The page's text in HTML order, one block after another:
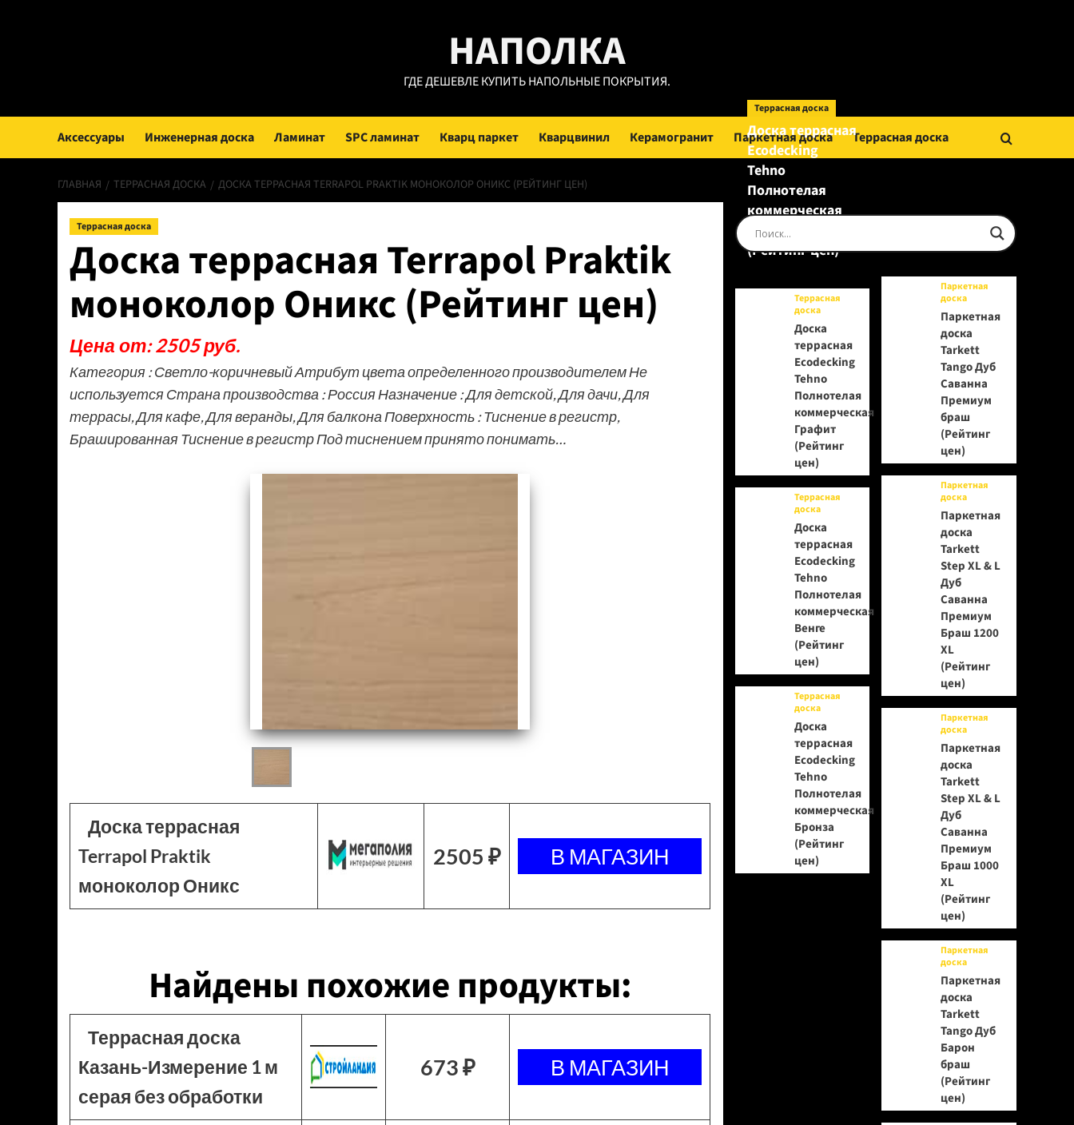
НАПОЛКА
ГДЕ ДЕШЕВЛЕ КУПИТЬ НАПОЛЬНЫЕ ПОКРЫТИЯ.
Аксессуары Инженерная доска Ламинат SPC ламинат Кварц паркет Кварцвинил Керамогранит Паркетная доска Террасная доска
ГЛАВНАЯ ТЕРРАСНАЯ ДОСКА ДОСКА ТЕРРАСНАЯ TERRAPOL PRAKTIK МОНОКОЛОР ОНИКС (РЕЙТИНГ ЦЕН)
Террасная доска
Доска террасная Terrapol Praktik
моноколор Оникс (Рейтинг цен)
Цена от: 2505 руб.
Категория : Светло-коричневый Атрибут цвета определенного производителем Не
используется Страна производства : Россия Назначение : Для детской, Для дачи, Для
террасы, Для кафе, Для веранды, Для балкона Поверхность : Тиснение в регистр,
Брашированная Тиснение в регистр Под тиснением принято понимать…
Доска террасная
Terrapol Praktik
моноколор Оникс
2505 ₽
Найдены похожие продукты:
Террасная доска
Казань-Измерение 1 м
серая без обработки
673 ₽
Террасная доска
Доска террасная
Ecodecking
Tehno
Полнотелая
коммерческая
Шоколад
(Рейтинг цен)
Террасная
доска
Доска
террасная
Ecodecking
Tehno
Полнотелая
коммерческая
Графит
(Рейтинг
цен)
Террасная
доска
Доска
террасная
Ecodecking
Tehno
Полнотелая
коммерческая
Венге
(Рейтинг
цен)
Террасная
доска
Доска
террасная
Ecodecking
Tehno
Полнотелая
коммерческая
Бронза
(Рейтинг
цен)
Паркетная
доска
Паркетная
доска
Tarkett
Tango Дуб
Саванна
Премиум
браш
(Рейтинг
цен)
Паркетная
доска
Паркетная
доска
Tarkett
Step XL & L
Дуб
Саванна
Премиум
Браш 1200
XL
(Рейтинг
цен)
Паркетная
доска
Паркетная
доска
Tarkett
Step XL & L
Дуб
Саванна
Премиум
Браш 1000
XL
(Рейтинг
цен)
Паркетная
доска
Паркетная
доска
Tarkett
Tango Дуб
Барон
браш
(Рейтинг
цен)